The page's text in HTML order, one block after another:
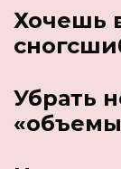
Хочешь
Убрать